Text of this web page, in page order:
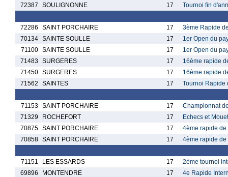
72387
SOULIGNONNE 17 Tournoi fin
72286 SAINT PORCHAIRE 17
3ème Rapide
70134 SAINTE SOULLE 17
1er Open du
71100 SAINTE SOULLE 17
1er Open du
71483
SURGERES 17
16ème rapide
71450 SURGERES 17
16ème rapide
71562
SAINTES 17 Tournoi Rapide
71153 SAINT PORCHAIRE 17
Championnat
71329
ROCHEFORT 17
Echecs et
70875 SAINT PORCHAIRE 17
4ème rapide
70858 SAINT PORCHAIRE 17 4ème rapide de
71151 LES ESSARDS 17
2ème tournoi
69896
MONTENDRE 17
4e Rapide